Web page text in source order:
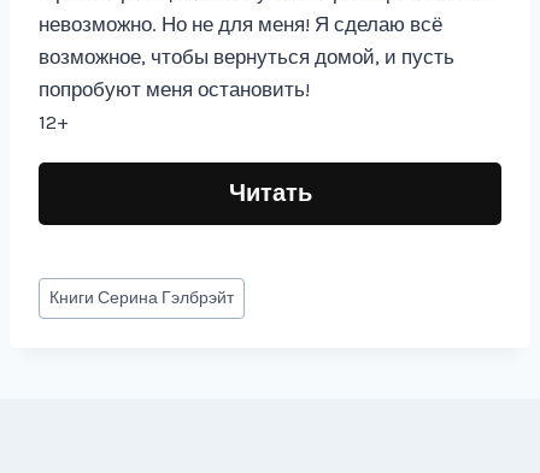
невозможно. Но не для меня! Я сделаю всё
возможное, чтобы вернуться домой, и пусть
попробуют меня остановить!
12+
Читать
Метки
записи:
КнигиСерина Гэлбрэйт